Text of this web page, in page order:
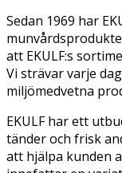
Sedan 1969 har
att EKULF:s
Vi strävar varje
miljömedvetna
EKULF har ett
tänder och frisk
att hjälpa kunden